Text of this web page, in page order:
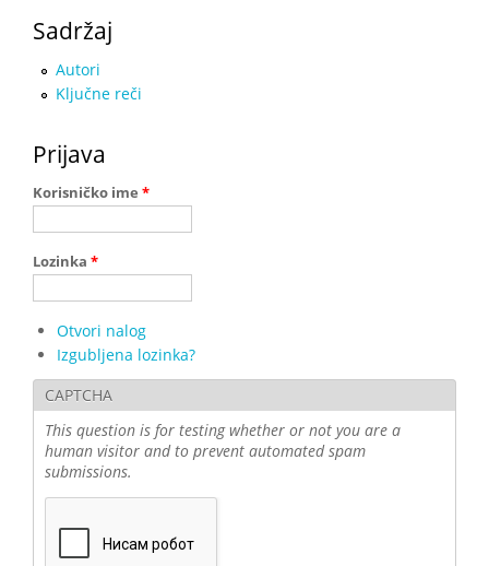
Sadržaj
Autori
Ključne reči
Prijava
Korisničko ime *
Lozinka *
Otvori nalog
Izgubljena lozinka?
CAPTCHA
This question is for testing whether or not you are a
human visitor and to prevent automated spam
submissions.